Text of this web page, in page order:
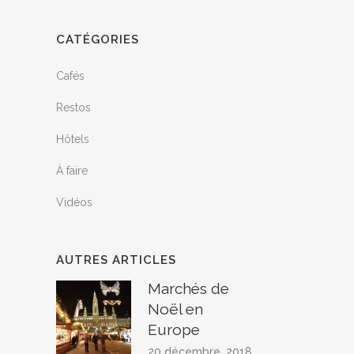
CATÉGORIES
Cafés
Restos
Hôtels
À faire
Vidéos
AUTRES ARTICLES
Marchés de
Noël en
Europe